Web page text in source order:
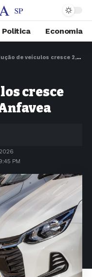
Politica Economia
de veículos cresce 2,4% em abril, diz Anfavea
cresce
PM